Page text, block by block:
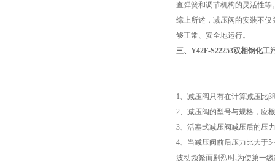
查弹簧和调节机构的灵活性
综上所述，减压阀的安装不
够正常、安全地运行。
三、 Y42F-S22253双相钢化工
1、减压阀只有在计算减压比
2、减压阀的型号与规格，应
3、活塞式减压阀减压后的压
4、当减压阀前后压力比大于
波动频繁而剧烈时,为使第一